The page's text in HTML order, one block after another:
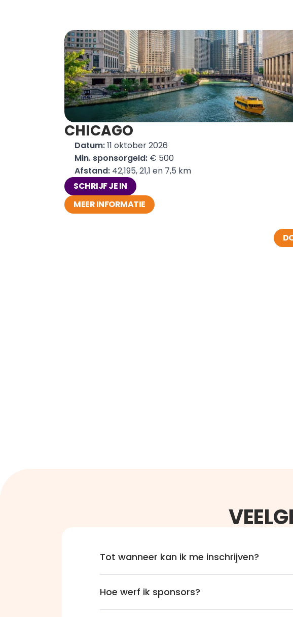
CHICAGO
Datum: 11 oktober 2026
Min. sponsorgeld: € 500
Afstand: 42,195, 21,1 en 7,5 km
SCHRIJF JE IN
MEER INFORMATIE
Tot wanneer kan ik me inschrijven?
Hoe werf ik sponsors?